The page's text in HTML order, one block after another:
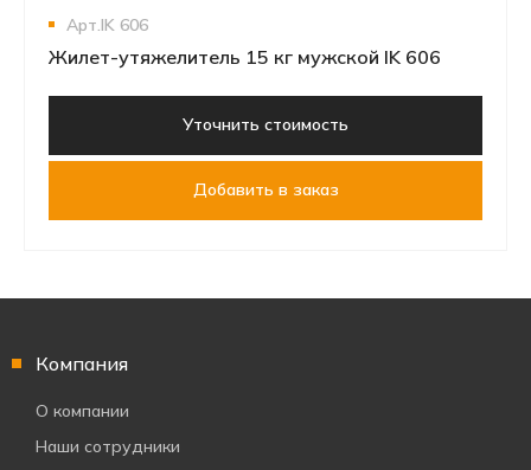
Арт.IK 606
Жилет-утяжелитель 15 кг мужской IK 606
Уточнить стоимость
Добавить в заказ
Компания
О компании
Наши сотрудники